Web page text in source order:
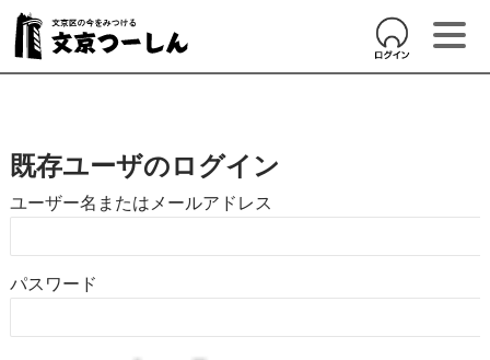
既存ユーザのログイン
ユーザー名またはメールアドレス
パスワード